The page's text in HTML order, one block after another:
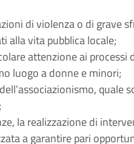
di violenza o di grave
alla vita pubblica locale;
attenzione ai
luogo a donne e minori;
quale
la realizzazione di
a garantire pari